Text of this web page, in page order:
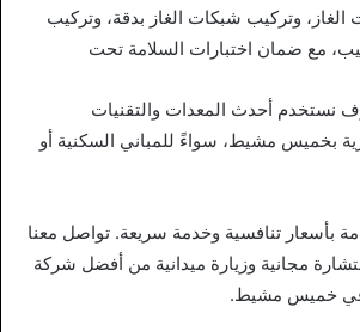
وتركيب شبكات الغاز بدقة، وتركيب
مع ضمان اختبارات السلامة تحت
أحدث المعدات والتقنيات
بخميس مشيط، سواءً للمباني السكنية أو
بأسعار تنافسية وخدمة سريعة. تواصل معنا
مجانية وزيارة ميدانية من أفضل شركة
في خميس مشيط.